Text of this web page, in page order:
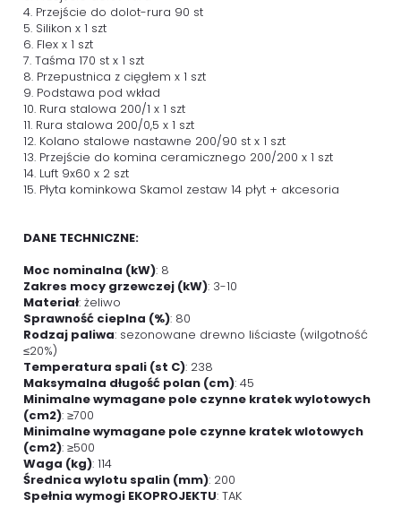
4. Przejście do dolot-rura 90 st
5. Silikon x 1 szt
6. Flex x 1 szt
7. Taśma 170 st x 1 szt
8. Przepustnica z cięgłem x 1 szt
9. Podstawa pod wkład
10. Rura stalowa 200/1 x 1 szt
11. Rura stalowa 200/0,5 x 1 szt
12. Kolano stalowe nastawne 200/90 st x 1 szt
13. Przejście do komina ceramicznego 200/200 x 1 szt
14. Luft 9x60 x 2 szt
15. Płyta kominkowa Skamol zestaw 14 płyt + akcesoria
DANE TECHNICZNE:
Moc nominalna (kW): 8
Zakres mocy grzewczej (kW): 3-10
Materiał: żeliwo
Sprawność cieplna (%): 80
Rodzaj paliwa: sezonowane drewno liściaste (wilgotność
≤20%)
Temperatura spali (st C): 238
Maksymalna długość polan (cm): 45
Minimalne wymagane pole czynne kratek wylotowych
(cm2): ≥700
Minimalne wymagane pole czynne kratek wlotowych
(cm2): ≥500
Waga (kg): 114
Średnica wylotu spalin (mm): 200
Spełnia wymogi EKOPROJEKTU: TAK